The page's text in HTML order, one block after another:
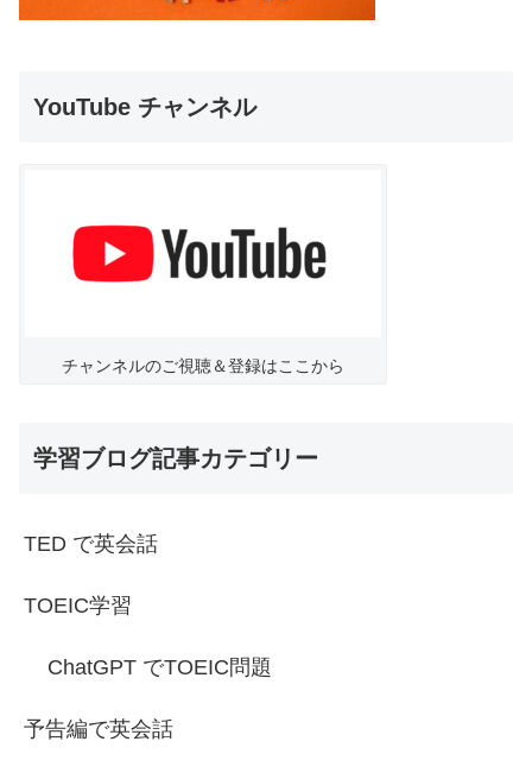
YouTube チャンネル
チャンネルのご視聴＆登録はここから
学習ブログ記事カテゴリー
TED で英会話
TOEIC学習
ChatGPT でTOEIC問題
予告編で英会話